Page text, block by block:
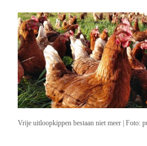
Vrije uitloopkippen bestaan niet meer | Foto: